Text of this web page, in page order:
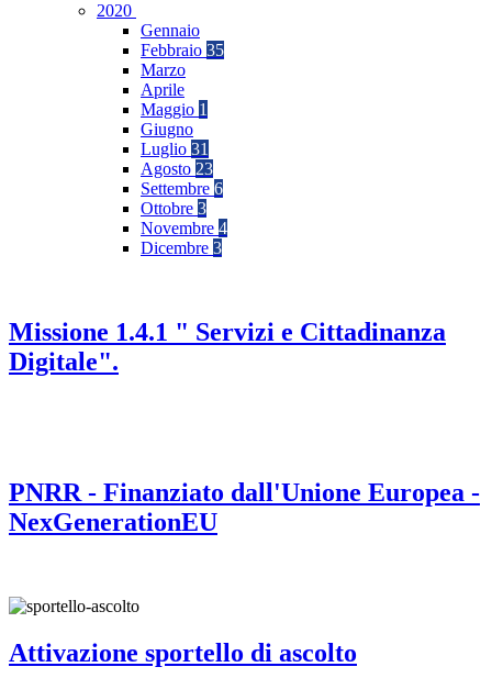
2020
Gennaio
Febbraio 35
Marzo
Aprile
Maggio 1
Giugno
Luglio 31
Agosto 23
Settembre 6
Ottobre 3
Novembre 4
Dicembre 3
Missione 1.4.1 " Servizi e Cittadinanza
Digitale".
PNRR - Finanziato dall'Unione Europea -
NexGenerationEU
Attivazione sportello di ascolto